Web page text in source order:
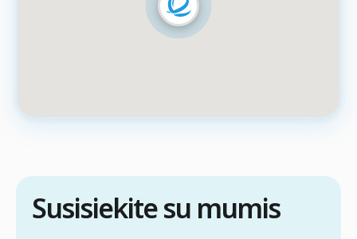
Susisiekite su mumis